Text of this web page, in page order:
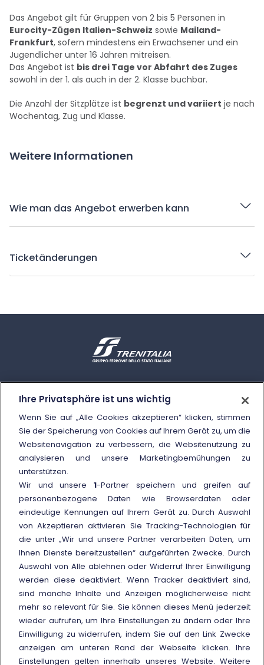
Das Angebot gilt für Gruppen von 2 bis 5 Personen in
Eurocity-Zügen Italien-Schweiz sowie Mailand-
Frankfurt, sofern mindestens ein Erwachsener und ein
Jugendlicher unter 16 Jahren mitreisen.
Das Angebot ist bis drei Tage vor Abfahrt des Zuges
sowohl in der 1. als auch in der 2. Klasse buchbar.
Die Anzahl der Sitzplätze ist begrenzt und variiert je nach
Wochentag, Zug und Klasse.
Weitere Informationen
Wie man das Angebot erwerben kann
Ticketänderungen
Das Schlichtungsverfahren
Vergütung wegen Verspätung des
Zuges
Kundendienstbüros
Häufige Fragen (FAQ)
Weitere Informationen
Nutzungsbedingungen der
nationalen und
internationalen Preise und
Angebote
Externer Link
© Gruppo FS Italiane 2025
Ihre Privatsphäre ist uns wichtig
Wenn Sie auf „Alle Cookies akzeptieren“ klicken, stimmen
Sie der Speicherung von Cookies auf Ihrem Gerät zu, um die
Websitenavigation zu verbessern, die Websitenutzung zu
analysieren und unsere Marketingbemühungen zu
unterstützen.
Wir und unsere1-Partner speichern und greifen auf
personenbezogene Daten wie Browserdaten oder
eindeutige Kennungen auf Ihrem Gerät zu. Durch Auswahl
von Akzeptieren aktivieren Sie Tracking-Technologien für
die unter „Wir und unsere Partner verarbeiten Daten, um
Ihnen Dienste bereitzustellen“ aufgeführten Zwecke. Durch
Auswahl von Alle ablehnen oder Widerruf Ihrer Einwilligung
werden diese deaktiviert. Wenn Tracker deaktiviert sind,
sind manche Inhalte und Anzeigen möglicherweise nicht
mehr so relevant für Sie. Sie können dieses Menü jederzeit
wieder aufrufen, um Ihre Einstellungen zu ändern oder Ihre
Einwilligung zu widerrufen, indem Sie auf den Link Zwecke
anzeigen am unteren Rand der Webseite klicken. Ihre
Einstellungen gelten innerhalb unseres Website. Weitere